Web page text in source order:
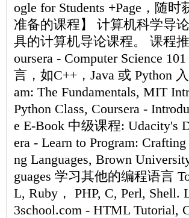
ogle for Students +Page，随
准备的课程】 计算机科学导
具的计算机导论课程。 课程
oursera - Computer Science
言，如C++，Java 或 Python
am: The Fundamentals, MIT
Python Class, Coursera -
e E-Book 中级课程: Udacity's
era - Learn to Program:
ng Languages, Brown
guages 学习其他的编程语言
L, Ruby， PHP, C, Perl,
3school.com - HTML Tutorial,